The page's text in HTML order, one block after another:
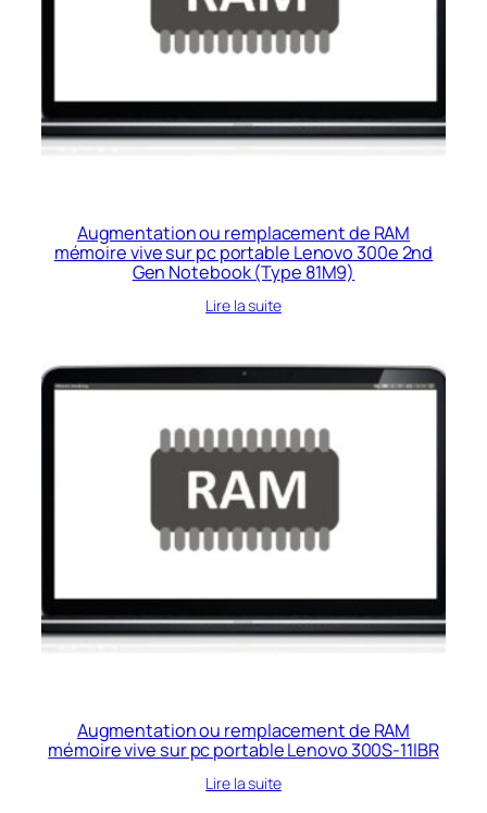
Augmentation ou remplacement de RAM
mémoire vive sur pc portable Lenovo 300e 2nd
Gen Notebook (Type 81M9)
Lire la suite
Augmentation ou remplacement de RAM
mémoire vive sur pc portable Lenovo 300S-11IBR
Lire la suite